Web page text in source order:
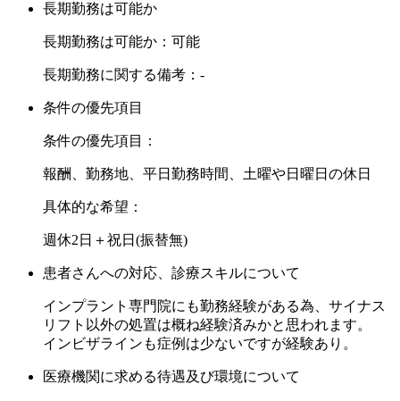
長期勤務は可能か
長期勤務は可能か：可能
長期勤務に関する備考：-
条件の優先項目
条件の優先項目：
報酬、勤務地、平日勤務時間、土曜や日曜日の休日
具体的な希望：
週休2日＋祝日(振替無)
患者さんへの対応、診療スキルについて
インプラント専門院にも勤務経験がある為、サイナス
リフト以外の処置は概ね経験済みかと思われます。
インビザラインも症例は少ないですが経験あり。
医療機関に求める待遇及び環境について